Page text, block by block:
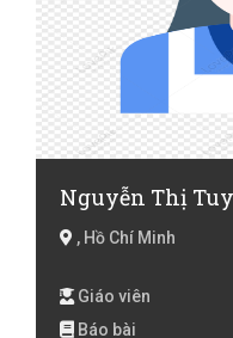
Nguyễn Thị
, Hồ Chí Minh
Giáo viên
Báo bài